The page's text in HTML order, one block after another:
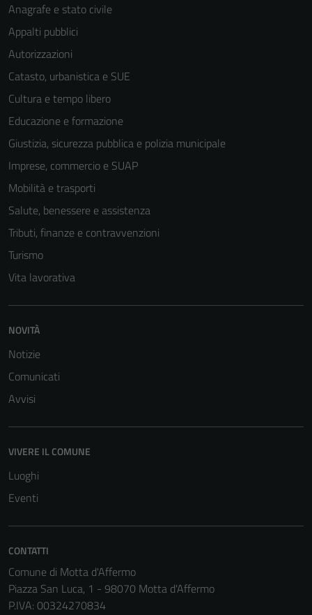
Anagrafe e stato civile
Appalti pubblici
Autorizzazioni
Catasto, urbanistica e SUE
Cultura e tempo libero
Educazione e formazione
Giustizia, sicurezza pubblica e polizia municipale
Imprese, commercio e SUAP
Mobilità e trasporti
Salute, benessere e assistenza
Tributi, finanze e contravvenzioni
Turismo
Vita lavorativa
NOVITÀ
Notizie
Comunicati
Avvisi
VIVERE IL COMUNE
Luoghi
Eventi
CONTATTI
Comune di Motta d'Affermo
Piazza San Luca, 1 - 98070 Motta d'Affermo
P.IVA: 00324270834
personali.
(si veda la